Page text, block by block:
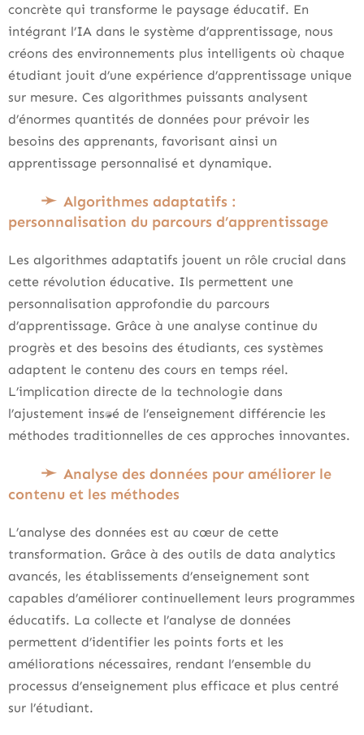
concrète qui transforme le paysage éducatif. En
intégrant l’IA dans le système d’apprentissage, nous
créons des environnements plus intelligents où chaque
étudiant jouit d’une expérience d’apprentissage unique
sur mesure. Ces algorithmes puissants analysent
d’énormes quantités de données pour prévoir les
besoins des apprenants, favorisant ainsi un
apprentissage personnalisé et dynamique.
Algorithmes adaptatifs :
personnalisation du parcours d’apprentissage
Les algorithmes adaptatifs jouent un rôle crucial dans
cette révolution éducative. Ils permettent une
personnalisation approfondie du parcours
d’apprentissage. Grâce à une analyse continue du
progrès et des besoins des étudiants, ces systèmes
adaptent le contenu des cours en temps réel.
L’implication directe de la technologie dans
l’ajustement instantané de l’enseignement différencie les
méthodes traditionnelles de ces approches innovantes.
Analyse des données pour améliorer le
contenu et les méthodes
L’analyse des données est au cœur de cette
transformation. Grâce à des outils de data analytics
avancés, les établissements d’enseignement sont
capables d’améliorer continuellement leurs programmes
éducatifs. La collecte et l’analyse de données
permettent d’identifier les points forts et les
améliorations nécessaires, rendant l’ensemble du
processus d’enseignement plus efficace et plus centré
sur l’étudiant.